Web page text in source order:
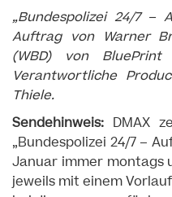
„Bundespolizei 24/7 –
Auftrag von Warner
(WBD) von
Verantwortliche
Thiele.
Sendehinweis: DMAX
„Bundespolizei 24/7 –
Januar immer montags
jeweils mit einem